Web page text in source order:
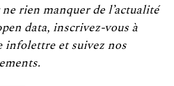
rien manquer de l’actualité
data, inscrivez-vous à
infolettre et suivez nos